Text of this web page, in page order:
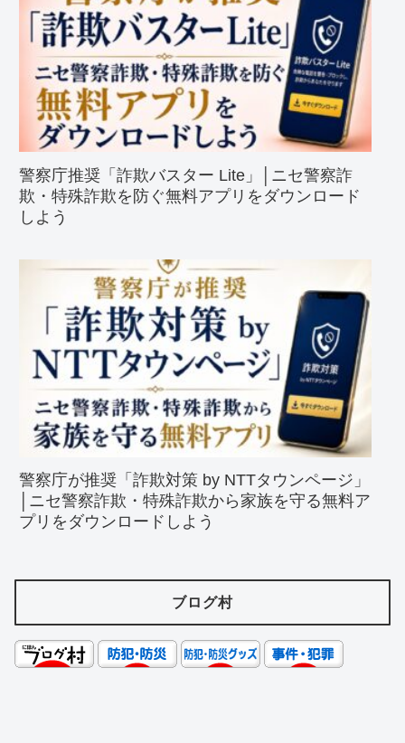
警察庁推奨「詐欺バスター Lite」│ニセ警察詐
欺・特殊詐欺を防ぐ無料アプリをダウンロード
しよう
警察庁が推奨「詐欺対策 by NTTタウンページ」
│ニセ警察詐欺・特殊詐欺から家族を守る無料ア
プリをダウンロードしよう
ブログ村